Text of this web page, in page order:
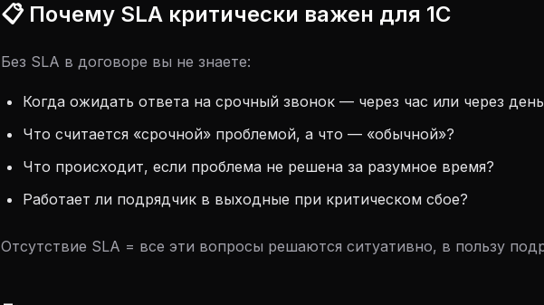
📋 Почему SLA критически важен для 1С
Без SLA в договоре вы не знаете:
Когда ожидать ответа на срочный звонок — через час или через
Что считается «срочной» проблемой, а что — «обычной»?
Что происходит, если проблема не решена за разумное время?
Работает ли подрядчик в выходные при критическом сбое?
Отсутствие SLA = все эти вопросы решаются ситуативно, в пользу